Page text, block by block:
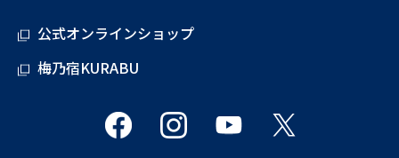
公式オンラインショップ
梅乃宿KURABU